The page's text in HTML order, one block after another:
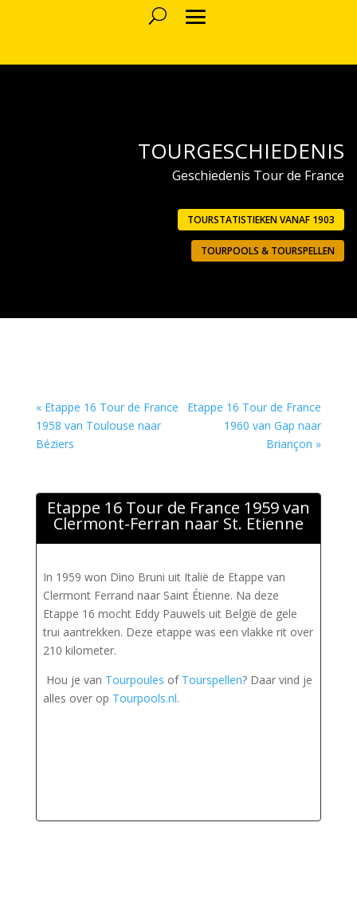
TOURGESCHIEDENIS
Geschiedenis Tour de France
TOURSTATISTIEKEN VANAF 1903
TOURPOOLS & TOURSPELLEN
« Etappe 16 Tour de France
1958 van Toulouse naar
Béziers
Etappe 16 Tour de France
1960 van Gap naar
Briançon »
Etappe 16 Tour de France 1959 van
Clermont-Ferran naar St. Etienne
In 1959 won Dino Bruni uit Italië de Etappe van
Clermont Ferrand naar Saint Étienne. Na deze
Etappe 16 mocht Eddy Pauwels uit België de gele
trui aantrekken. Deze etappe was een vlakke rit over
210 kilometer.
Hou je van Tourpoules of Tourspellen? Daar vind je
alles over op Tourpools.nl.